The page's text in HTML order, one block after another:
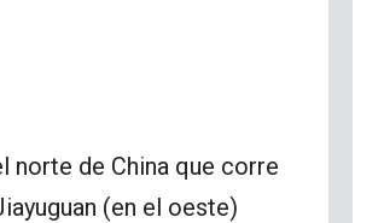
norte de China que corre
(en el oeste)